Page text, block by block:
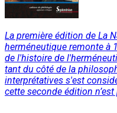
La première édition de La
herméneutique remonte à
de l'histoire de
tant du côté de la
interprétatives s'est
cette seconde édition